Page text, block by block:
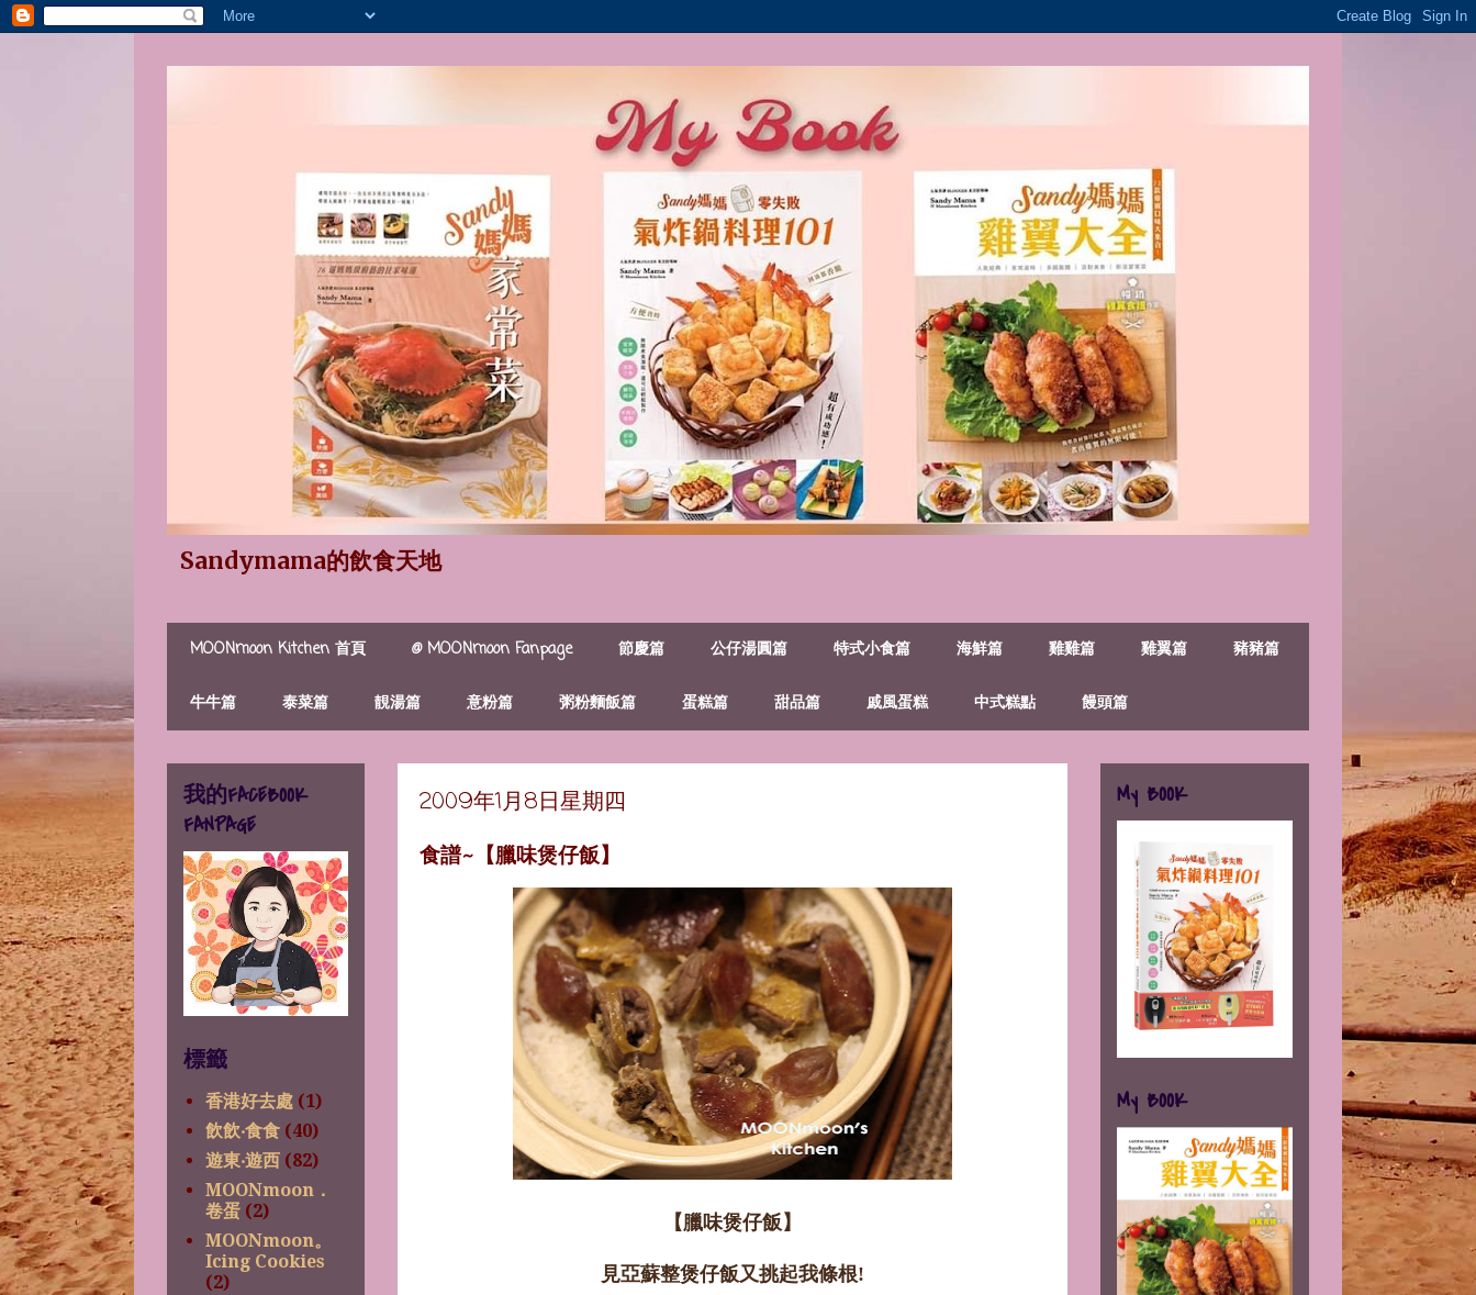
Sandymama的飲食天地
MOONmoon Kitchen 首頁 @ MOONmoon Fanpage 節慶篇 公仔湯圓篇 特式小食篇 海鮮篇 雞雞篇 雞翼篇 豬豬篇
牛牛篇 泰菜篇 靚湯篇 意粉篇 粥粉麵飯篇 蛋糕篇 甜品篇 戚風蛋糕 中式糕點 饅頭篇
2009年1月8日星期四
食譜~【臘味煲仔飯】
【臘味煲仔飯】
見亞蘇整煲仔飯又挑起我條根!
我的FACEBOOK
FANPAGE
標籤
香港好去處 (1)
飲飲‧食食 (40)
遊東‧遊西 (82)
MOONmoon．
卷蛋 (2)
MOONmoon。
Icing Cookies
(2)
My BOOK
My BOOK